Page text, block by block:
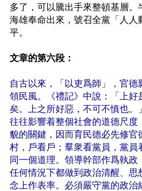
多了，可以騰出手來整頓基層。
海雄奉命出來，號召全黨「人人
平。
文章的第六段：
自古以來，「以吏爲師」，官德
領民風。《禮記》中說：「上好
矣。上之所好惡，不可不慎也。
往往影響着整個社會的道德尺度
貌的關鍵，因而育民德必先修官
村，戶看戶；羣衆看黨員，黨員
同一個道理。領導幹部作爲執政
任何情況下都做到政治清醒、思
念上作表率。必須嚴守黨的政治